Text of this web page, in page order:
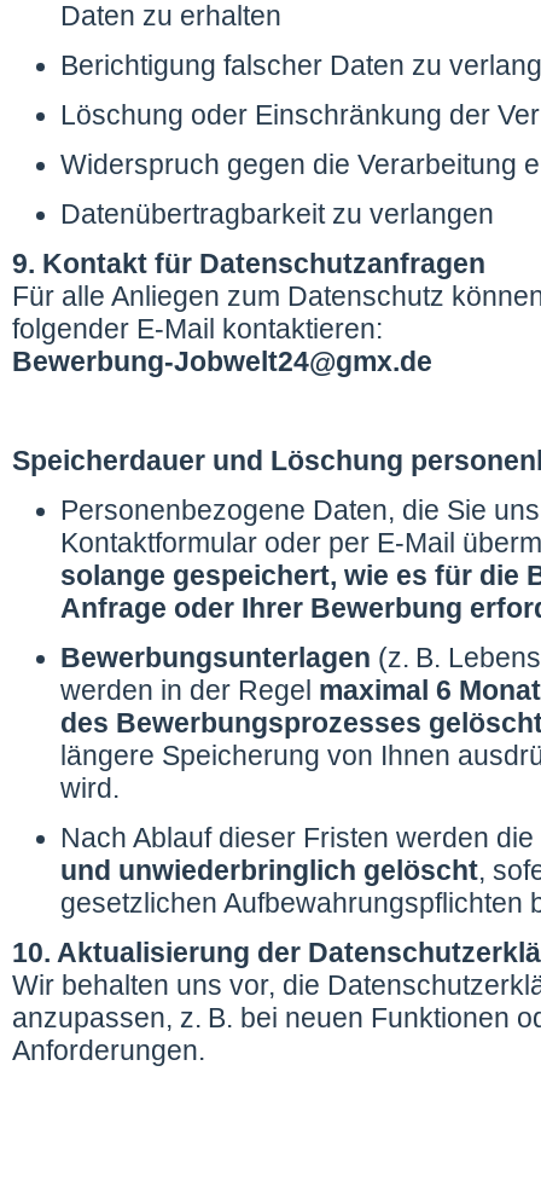
Daten zu erhalten
Berichtigung falscher Daten zu
Löschung oder Einschränkung der
Widerspruch gegen die Verarbeitung
Datenübertragbarkeit zu verlangen
9. Kontakt für Datenschutzanfragen
Für alle Anliegen zum Datenschutz
folgender E-Mail kontaktieren:
Bewerbung-Jobwelt24@gmx.de
Speicherdauer und Löschung
Personenbezogene Daten, die Sie
Kontaktformular oder per E-Mail
solange gespeichert, wie es für die
Anfrage oder Ihrer Bewerbung
Bewerbungsunterlagen (z. B.
werden in der Regel maximal 6
des Bewerbungsprozesses
längere Speicherung von Ihnen
wird.
Nach Ablauf dieser Fristen werden
und unwiederbringlich gelöscht,
gesetzlichen Aufbewahrungspflichten
10. Aktualisierung der
Wir behalten uns vor, die
anzupassen, z. B. bei neuen Funktionen
Anforderungen.